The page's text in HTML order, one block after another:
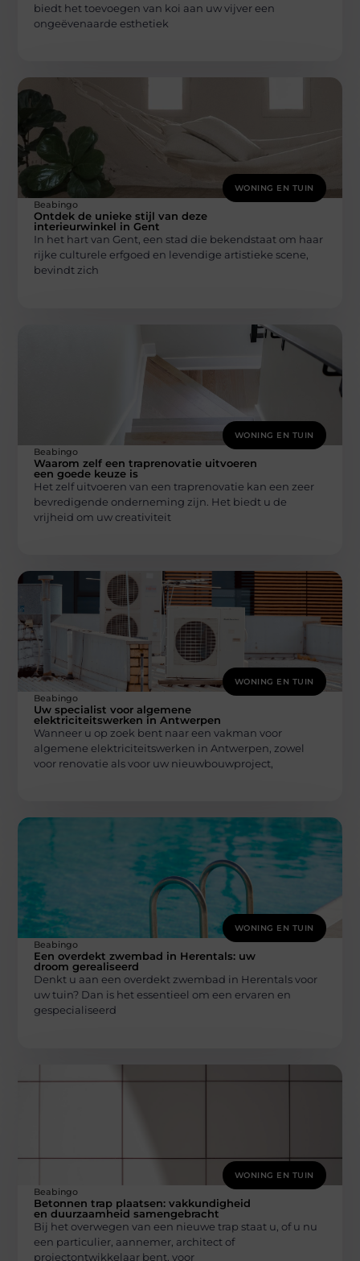
biedt het toevoegen van koi aan uw vijver een
ongeëvenaarde esthetiek
WONING EN TUIN
Beabingo
Ontdek de unieke stijl van deze
interieurwinkel in Gent
In het hart van Gent, een stad die bekendstaat om haar
rijke culturele erfgoed en levendige artistieke scene,
bevindt zich
WONING EN TUIN
Beabingo
Waarom zelf een traprenovatie uitvoeren
een goede keuze is
Het zelf uitvoeren van een traprenovatie kan een zeer
bevredigende onderneming zijn. Het biedt u de
vrijheid om uw creativiteit
WONING EN TUIN
Beabingo
Uw specialist voor algemene
elektriciteitswerken in Antwerpen
Wanneer u op zoek bent naar een vakman voor
algemene elektriciteitswerken in Antwerpen, zowel
voor renovatie als voor uw nieuwbouwproject,
WONING EN TUIN
Beabingo
Een overdekt zwembad in Herentals: uw
droom gerealiseerd
Denkt u aan een overdekt zwembad in Herentals voor
uw tuin? Dan is het essentieel om een ervaren en
gespecialiseerd
WONING EN TUIN
Beabingo
Betonnen trap plaatsen: vakkundigheid
en duurzaamheid samengebracht
Bij het overwegen van een nieuwe trap staat u, of u nu
een particulier, aannemer, architect of
projectontwikkelaar bent, voor